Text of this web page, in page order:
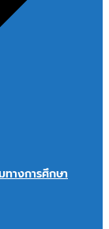
ทางการศึกษา